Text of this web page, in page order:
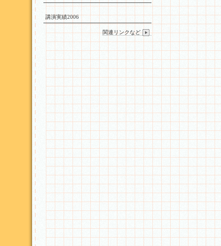
講演実績2006
関連リンクなど